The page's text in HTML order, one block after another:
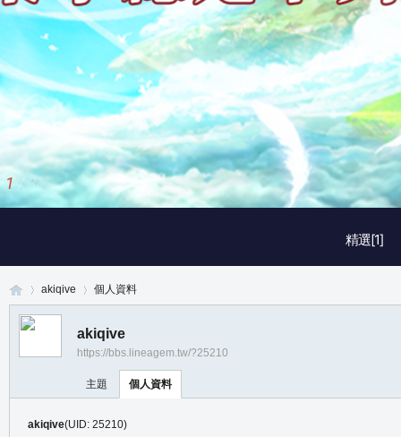
精選[1]
1 / 3
akiqive 個人資料
akiqive
https://bbs.lineagem.tw/?25210
主題 個人資料
akiqive(UID: 25210)